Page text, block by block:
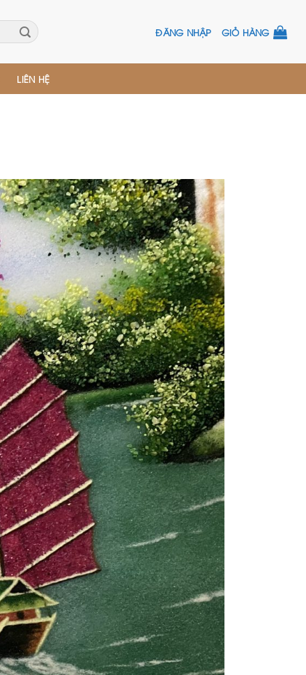
ĐĂNG NHẬP GIỎ HÀNG
LIÊN HỆ